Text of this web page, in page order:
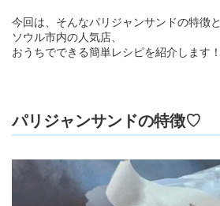
今回は、そんなパリジャンサンドの特徴と
ソウル市内の人気店、
おうちでできる簡単レシピを紹介します！
パリジャンサンドの特徴♡